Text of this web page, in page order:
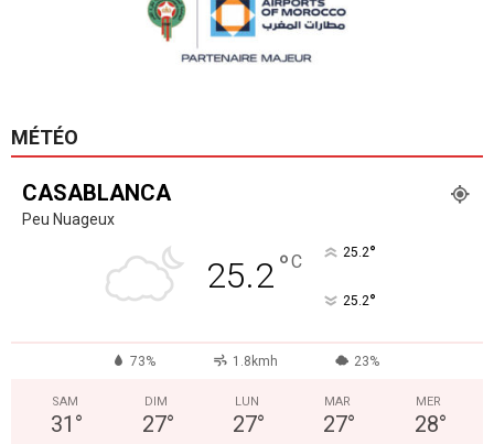
MÉTÉO
CASABLANCA
Peu Nuageux
25.2°C 25.2°
25.2°
73% 1.8kmh 23%
SAM
31 °
DIM
27°
LUN
27°
MAR
27°
MER
28°